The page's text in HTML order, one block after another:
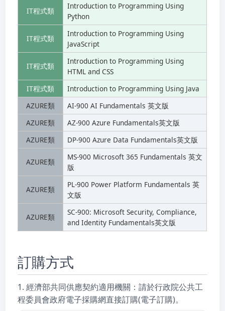
IT程式類
Introduction to Programming Using
Python
IT程式類
Introduction to Programming Using
JavaScript
IT程式類
Introduction to Programming Using
HTML and CSS
IT程式類
Introduction to Programming Using Java
AZURE類
AI-900 AI Fundamentals 英文版
AZURE類
AZ-900 Azure Fundamentals英文版
AZURE類
DP-900 Azure Data Fundamentals英文版
AZURE類
MS-900 Microsoft 365 Fundamentals 英文
版
AZURE類
PL-900 Power Platform Fundamentals 英
文版
AZURE類
SC-900: Microsoft Security, Compliance,
and Identity Fundamentals英文版
訂購方式
1. 經濟部共同供應契約適用機關：請於行政院公共工
程委員會政府電子採購網直接訂購(電子訂購)。